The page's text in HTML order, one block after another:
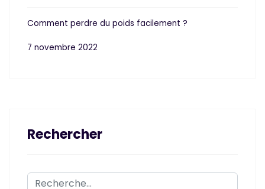
Comment perdre du poids facilement ?
7 novembre 2022
Rechercher
Rechercher